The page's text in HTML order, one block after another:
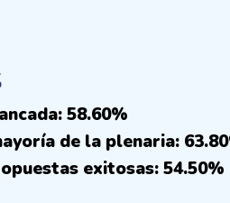
58.60%
de la plenaria:
exitosas: 54.50%